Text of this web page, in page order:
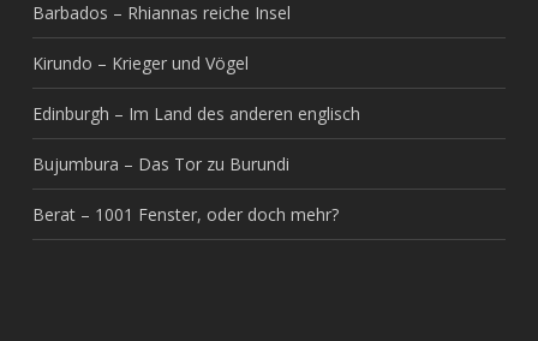
Barbados – Rhiannas reiche Insel
Kirundo – Krieger und Vögel
Edinburgh – Im Land des anderen englisch
Bujumbura – Das Tor zu Burundi
Berat – 1001 Fenster, oder doch mehr?